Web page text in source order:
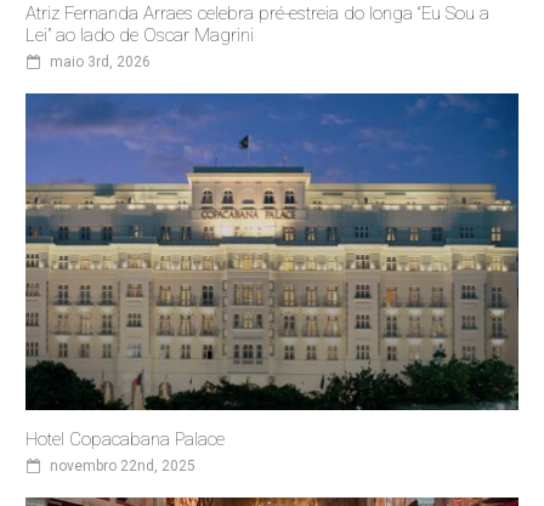
Atriz Fernanda Arraes celebra pré-estreia do longa “Eu Sou a
Lei” ao lado de Oscar Magrini
maio 3rd, 2026
Hotel Copacabana Palace
novembro 22nd, 2025